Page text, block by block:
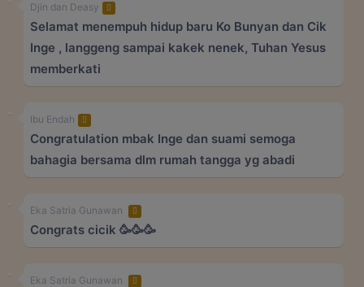
Djin dan Deasy
Selamat menempuh hidup baru Ko Bunyan dan Cik
Inge , langgeng sampai kakek nenek, Tuhan Yesus
memberkati
Ibu Endah
Congratulation mbak Inge dan suami semoga
bahagia bersama dlm rumah tangga yg abadi
Eka Satria Gunawan
Congrats cicik 🥳🥳🥳
Eka Satria Gunawan